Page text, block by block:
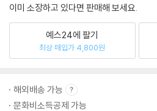
이미 소장하고 있다면 판매해 보세요.
예스24에 팔기
최상 매입가 4,800원
해외배송 가능
문화비소득공제 가능